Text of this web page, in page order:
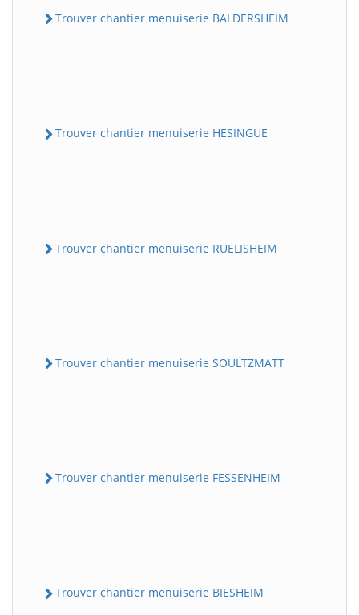
Trouver chantier menuiserie BALDERSHEIM
Trouver chantier menuiserie HESINGUE
Trouver chantier menuiserie RUELISHEIM
Trouver chantier menuiserie SOULTZMATT
Trouver chantier menuiserie FESSENHEIM
Trouver chantier menuiserie BIESHEIM